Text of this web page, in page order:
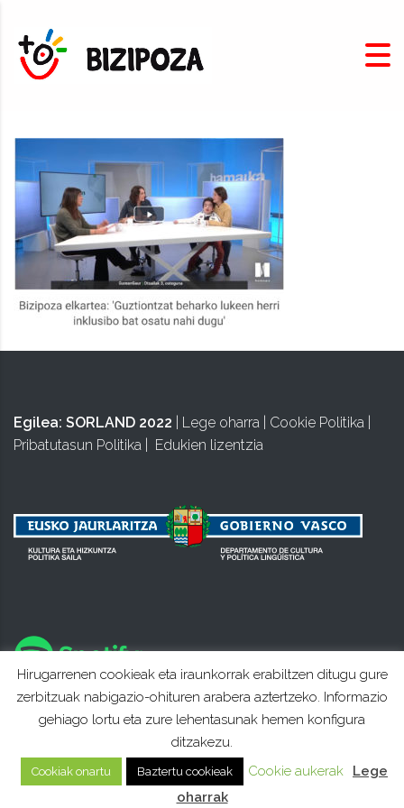
Egilea: SORLAND 2022 Lege oharra Cookie Politika
Pribatutasun Politika
Edukien lizentzia
Hirugarrenen cookieak eta iraunkorrak erabiltzen ditugu gure
zerbitzuak nabigazio-ohituren arabera aztertzeko. Informazio
gehiago lortu eta zure lehentasunak hemen konfigura
ditzakezu.
Cookiak onartu Baztertu cookieak Cookie aukerak
Lege
oharrak